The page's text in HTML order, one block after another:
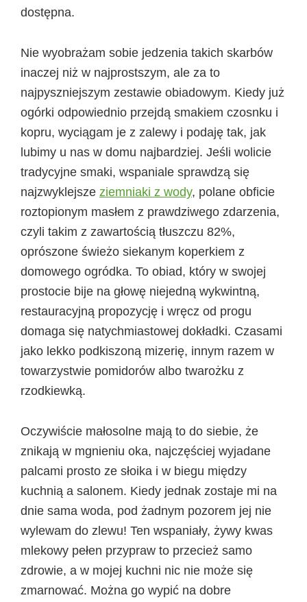
dostępna.
Nie wyobrażam sobie jedzenia takich skarbów
inaczej niż w najprostszym, ale za to
najpyszniejszym zestawie obiadowym. Kiedy już
ogórki odpowiednio przejdą smakiem czosnku i
kopru, wyciągam je z zalewy i podaję tak, jak
lubimy u nas w domu najbardziej. Jeśli wolicie
tradycyjne smaki, wspaniale sprawdzą się
najzwyklejsze ziemniaki z wody, polane obficie
roztopionym masłem z prawdziwego zdarzenia,
czyli takim z zawartością tłuszczu 82%,
oprószone świeżo siekanym koperkiem z
domowego ogródka. To obiad, który w swojej
prostocie bije na głowę niejedną wykwintną,
restauracyjną propozycję i wręcz od progu
domaga się natychmiastowej dokładki. Czasami
jako lekko podkiszoną mizerię, innym razem w
towarzystwie pomidorów albo twarożku z
rzodkiewką.
Oczywiście małosolne mają to do siebie, że
znikają w mgnieniu oka, najczęściej wyjadane
palcami prosto ze słoika i w biegu między
kuchnią a salonem. Kiedy jednak zostaje mi na
dnie sama woda, pod żadnym pozorem jej nie
wylewam do zlewu! Ten wspaniały, żywy kwas
mlekowy pełen przypraw to przecież samo
zdrowie, a w mojej kuchni nic nie może się
zmarnować. Można go wypić na dobre